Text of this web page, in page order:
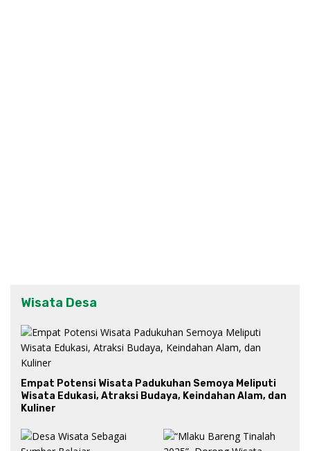
Wisata Desa
Empat Potensi Wisata Padukuhan Semoya Meliputi
Wisata Edukasi, Atraksi Budaya, Keindahan Alam, dan
Kuliner